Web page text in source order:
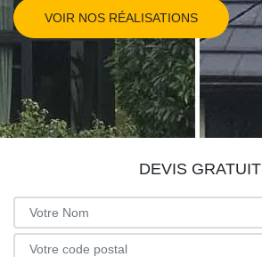
VOIR NOS RÉALISATIONS
DEVIS GRATUIT